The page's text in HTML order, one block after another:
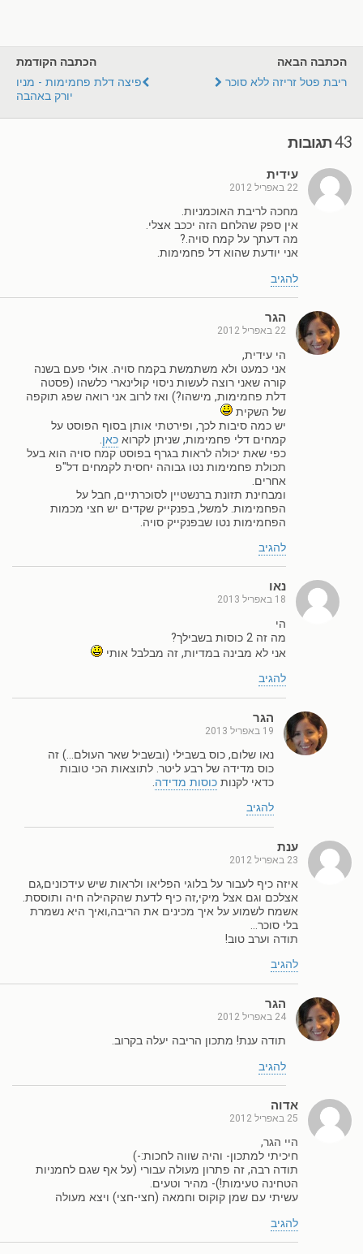
הכתבה הקודמת
פיצה דלת פחמימות - מניו
יורק באהבה
הכתבה הבאה
ריבת פטל זריזה ללא סוכר
43 תגובות
עידית
22 באפריל 2012
מחכה לריבת האוכמניות.
אין ספק שהלחם הזה יככב אצלי.
מה דעתך על קמח סויה.?
אני יודעת שהוא דל פחמימות.
להגיב
הגר
22 באפריל 2012
הי עידית,
אני כמעט ולא משתמשת בקמח סויה. אולי פעם בשנה
קורה שאני רוצה לעשות ניסוי קולינארי כלשהו (פסטה
דלת פחמימות, מישהו?) ואז לרוב אני רואה שפג תוקפה
של השקית
יש כמה סיבות לכך, ופירטתי אותן בסוף הפוסט על
קמחים דלי פחמימות, שניתן לקרוא כאן.
כפי שאת יכולה לראות בגרף בפוסט קמח סויה הוא בעל
תכולת פחמימות נטו גבוהה יחסית לקמחים דל"פ
אחרים.
ומבחינת תזונת ברנשטיין לסוכרתיים, חבל על
הפחמימות. למשל, בפנקייק שקדים יש חצי מכמות
הפחמימות נטו שבפנקייק סויה.
להגיב
נאו
18 באפריל 2013
הי
מה זה 2 כוסות בשבילך?
אני לא מבינה במדיות, זה מבלבל אותי
להגיב
הגר
19 באפריל 2013
נאו שלום, כוס בשבילי (ובשביל שאר העולם…) זה
כוס מדידה של רבע ליטר. לתוצאות הכי טובות
כדאי לקנות כוסות מדידה.
להגיב
ענת
23 באפריל 2012
איזה כיף לעבור על בלוגי הפליאו ולראות שיש עידכונים,גם
אצלכם וגם אצל מיקי,זה כיף לדעת שהקהילה חיה ותוססת.
אשמח לשמוע על איך מכינים את הריבה,ואיך היא נשמרת
בלי סוכר…
תודה וערב טוב!
להגיב
הגר
24 באפריל 2012
תודה ענת! מתכון הריבה יעלה בקרוב.
להגיב
אדוה
25 באפריל 2012
היי הגר,
חיכיתי למתכון- והיה שווה לחכות:-)
תודה רבה, זה פתרון מעולה עבורי (על אף שגם לחמניות
הטחינה טעימות!)- מהיר וטעים.
עשיתי עם שמן קוקוס וחמאה (חצי-חצי) ויצא מעולה
להגיב